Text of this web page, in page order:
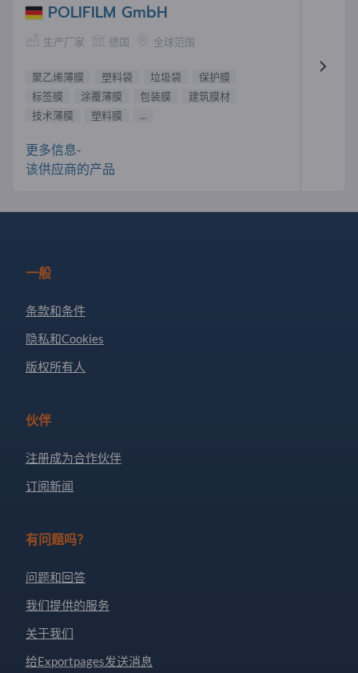
POLIFILM GmbH
生产厂家 德国 全球范围
聚乙烯薄膜 塑料袋 垃圾袋
保护膜
标签膜
涂覆薄膜 包装膜
建筑膜材
技术薄膜
塑料膜 ...
更多信息-
该供应商的产品
一般
条款和条件
隐私和Cookies
版权所有人
伙伴
注册成为合作伙伴
订阅新闻
有问题吗？
问题和回答
我们提供的服务
关于我们
给Exportpages发送消息